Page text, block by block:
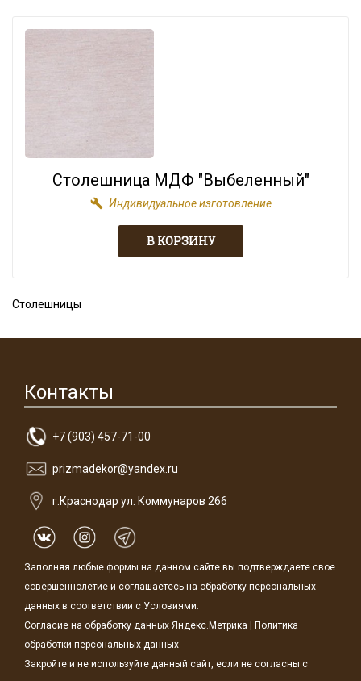
Столешница МДФ "Выбеленный"
build Индивидуальное изготовление
Столешницы
Контакты
+7 (903) 457-71-00
prizmadekor@yandex.ru
г.Краснодар ул. Коммунаров 266
Заполняя любые формы на данном сайте вы подтверждаете свое
совершеннолетие и соглашаетесь на обработку персональных
данных в соответствии с Условиями.
Согласие на обработку данных Яндекс.Метрика
Политика
обработки персональных данных
Закройте и не используйте данный сайт, если не согласны с